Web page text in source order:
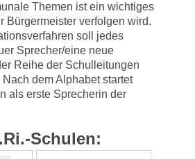
Themen ist ein wichtiges
Bürgermeister verfolgen wird.
soll jedes
Sprecher/eine neue
Reihe der Schulleitungen
dem Alphabet startet
als erste Sprecherin der
Schulen: